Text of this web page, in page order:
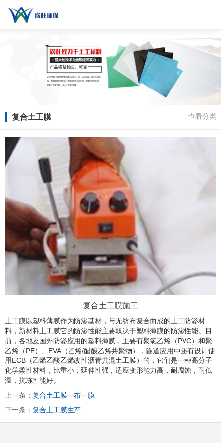
复合土工膜 查看分类
复合土工膜施工
土工膜以塑料薄膜作为防渗基材，与无纺布复合而成的土工防渗材
料，新材料土工膜它的防渗性能主要取决于塑料薄膜的防渗性能。目
前，各地及国外防渗应用的塑料薄膜，主要有聚氯乙烯（PVC）和聚
乙烯（PE）、EVA（乙烯/醋酸乙烯共聚物），隧道应用中还有设计使
用ECB（乙烯乙酸乙烯改性沥青共混土工膜）的，它们是一种高分子
化学柔性材料，比重小，延伸性强，适应变形能力高，耐腐蚀，耐低
温，抗冻性能好。
上一条： 复合土工膜一布一膜
下一条： 复合土工膜生产